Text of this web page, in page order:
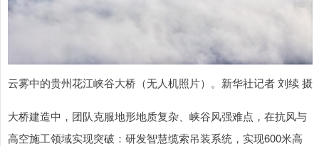
云雾中的贵州花江峡谷大桥（无人机照片）。新华社记者 刘续 摄
大桥建造中，团队克服地形地质复杂、峡谷风强难点，在抗风与
高空施工领域实现突破：研发智慧缆索吊装系统，实现600米高